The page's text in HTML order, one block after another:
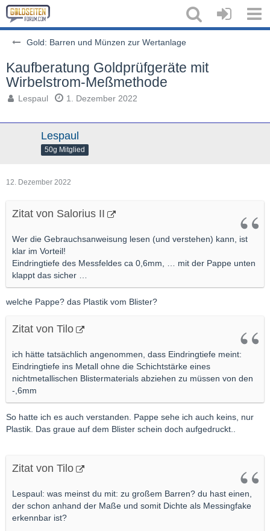
Gold: Barren und Münzen zur Wertanlage
Kaufberatung Goldprüfgeräte mit
Wirbelstrom-Meßmethode
Lespaul 1. Dezember 2022
Lespaul
50g Mitglied
12. Dezember 2022
Zitat von Salorius II
Wer die Gebrauchsanweisung lesen (und verstehen) kann, ist
klar im Vorteil!
Eindringtiefe des Messfeldes ca 0,6mm, … mit der Pappe unten
klappt das sicher …
welche Pappe? das Plastik vom Blister?
Zitat von Tilo
ich hätte tatsächlich angenommen, dass Eindringtiefe meint:
Eindringtiefe ins Metall ohne die Schichtstärke eines
nichtmetallischen Blistermaterials abziehen zu müssen von den
-,6mm
So hatte ich es auch verstanden. Pappe sehe ich auch keins, nur
Plastik. Das graue auf dem Blister schein doch aufgedruckt..
Zitat von Tilo
Lespaul: was meinst du mit: zu großem Barren? du hast einen,
der schon anhand der Maße und somit Dichte als Messingfake
erkennbar ist?